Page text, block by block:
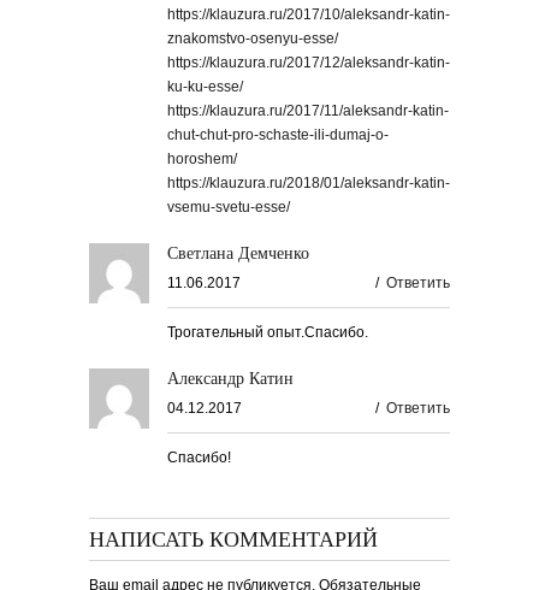
https://klauzura.ru/2017/10/aleksandr-katin-
znakomstvo-osenyu-esse/
https://klauzura.ru/2017/12/aleksandr-katin-
ku-ku-esse/
https://klauzura.ru/2017/11/aleksandr-katin-
chut-chut-pro-schaste-ili-dumaj-o-
horoshem/
https://klauzura.ru/2018/01/aleksandr-katin-
vsemu-svetu-esse/
Светлана Демченко
11.06.2017 / Ответить
Трогательный опыт.Спасибо.
Александр Катин
04.12.2017 / Ответить
Спасибо!
НАПИСАТЬ КОММЕНТАРИЙ
Ваш email адрес не публикуется. Обязательные